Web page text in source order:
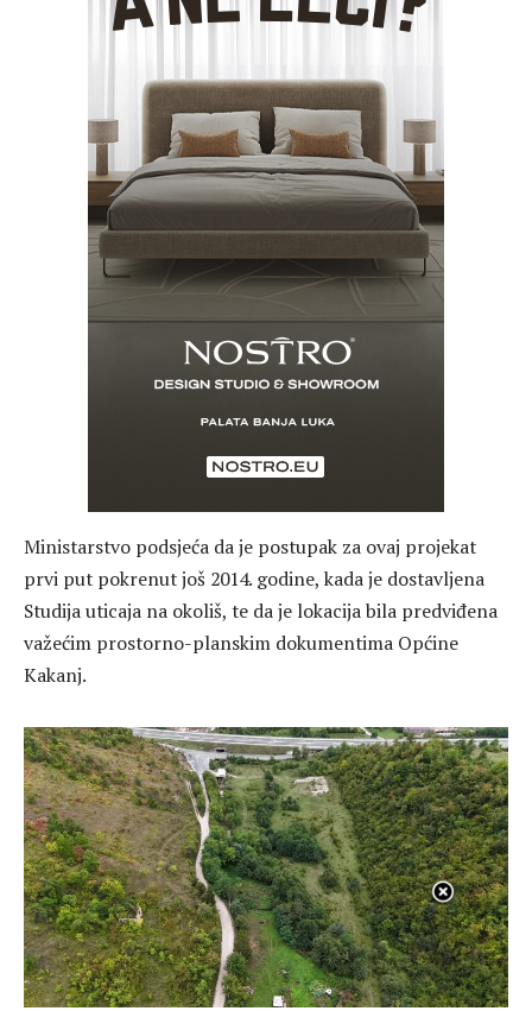
Ministarstvo podsjeća da je postupak za ovaj projekat
prvi put pokrenut još 2014. godine, kada je dostavljena
Studija uticaja na okoliš, te da je lokacija bila predviđena
važećim prostorno-planskim dokumentima Općine
Kakanj.